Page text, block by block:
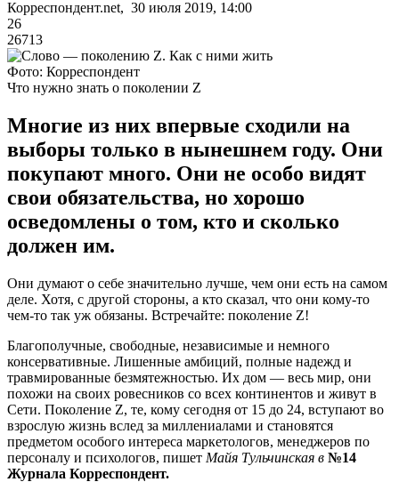
Корреспондент.net, 30 июля 2019, 14:00
26
26713
Фото: Корреспондент
Что нужно знать о поколении Z
Многие из них впервые сходили на
выборы только в нынешнем году. Они
покупают много. Они не особо видят
свои обязательства, но хорошо
осведомлены о том, кто и сколько
должен им.
Они думают о себе значительно лучше, чем они есть на самом
деле. Хотя, с другой стороны, а кто сказал, что они кому-то
чем-то так уж обязаны. Встречайте: поколение Z!
Благополучные, свободные, независимые и немного
консервативные. Лишенные амбиций, полные надежд и
травмированные безмятежностью. Их дом — весь мир, они
похожи на своих ровесников со всех континентов и живут в
Сети. Поколение Z, те, кому сегодня от 15 до 24, вступают во
взрослую жизнь вслед за миллениалами и становятся
предметом особого интереса маркетологов, менеджеров по
персоналу и психологов, пишет Майя Тульчинская в №14
Журнала Корреспондент.